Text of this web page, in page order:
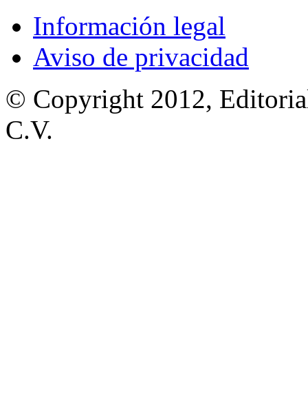
Información legal
Aviso de privacidad
© Copyright 2012,
C.V.